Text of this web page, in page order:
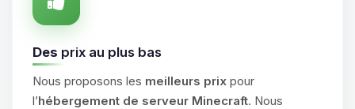
Des prix au plus bas
Nous proposons les meilleurs prix pour
l’hébergement de serveur Minecraft. Nous